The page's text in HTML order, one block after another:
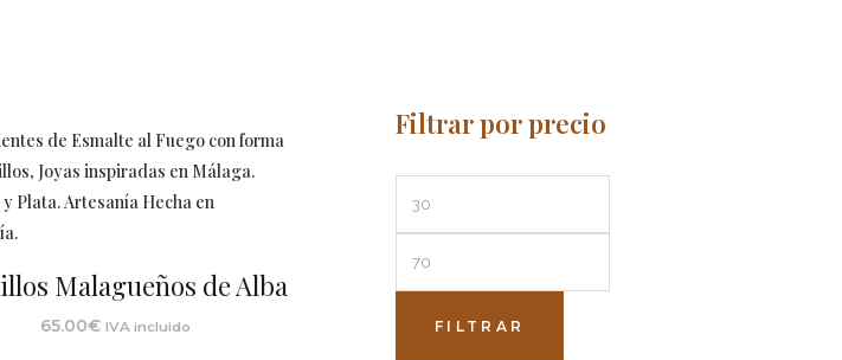
Malagueños de Alba
65.00€ IVA incluido
Filtrar por precio
mínimo
FILTRAR